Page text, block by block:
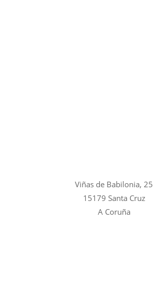
Viñas de Babilonia, 25
15179 Santa Cruz
A Coruña